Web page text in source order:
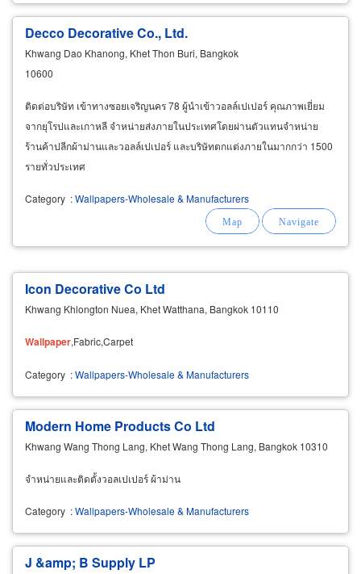
Decco Decorative Co., Ltd.
Khwang Dao Khanong, Khet Thon Buri, Bangkok
10600
ติดต่อบริษัท เข้าทางซอยเจริญนคร 78 ผู้นำเข้าวอลล์เปเปอร์ คุณภาพเยี่ยม
จากยุโรปและเกาหลี จำหน่ายส่งภายในประเทศโดยผ่านตัวแทนจำหน่าย
ร้านค้าปลีกผ้าม่านและวอลล์เปเปอร์ และบริษัทตกแต่งภายในมากกว่า 1500
รายทั่วประเทศ
Category :Wallpapers-Wholesale & Manufacturers
Icon Decorative Co Ltd
Khwang Khlongton Nuea, Khet Watthana, Bangkok 10110
Wallpaper,Fabric,Carpet
Category :Wallpapers-Wholesale & Manufacturers
Modern Home Products Co Ltd
Khwang Wang Thong Lang, Khet Wang Thong Lang, Bangkok 10310
จำหน่ายและติดตั้งวอลเปเปอร์ ผ้าม่าน
Category :Wallpapers-Wholesale & Manufacturers
J &amp; B Supply LP